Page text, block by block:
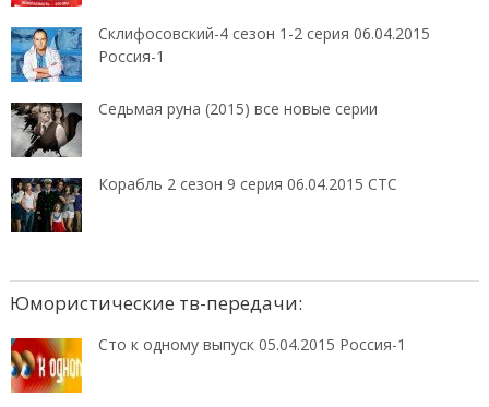
Склифосовский-4 сезон 1-2 серия 06.04.2015
Россия-1
Седьмая руна (2015) все новые серии
Корабль 2 сезон 9 серия 06.04.2015 СТС
Юмористические тв-передачи:
Сто к одному выпуск 05.04.2015 Россия-1